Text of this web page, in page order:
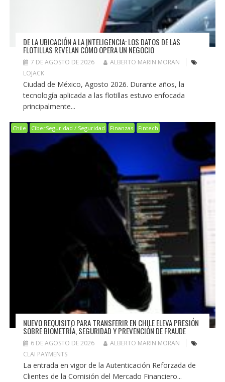
DE LA UBICACIÓN A LA INTELIGENCIA: LOS DATOS DE LAS
FLOTILLAS REVELAN CÓMO OPERA UN NEGOCIO
7 DE AGOSTO DE 2026
ALBERTO MARIN MORAN
LOJACK
Ciudad de México, Agosto 2026. Durante años, la
tecnología aplicada a las flotillas estuvo enfocada
principalmente...
Chile CiberSeguridad / Seguridad Finanzas Fintech
NUEVO REQUISITO PARA TRANSFERIR EN CHILE ELEVA PRESIÓN
SOBRE BIOMETRÍA, SEGURIDAD Y PREVENCIÓN DE FRAUDE
6 DE AGOSTO DE 2026
ALBERTO MARIN MORAN
CLAI PAYMENTS
La entrada en vigor de la Autenticación Reforzada de
Clientes de la Comisión del Mercado Financiero...